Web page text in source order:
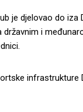
je djelovao do
i
infrastrukture